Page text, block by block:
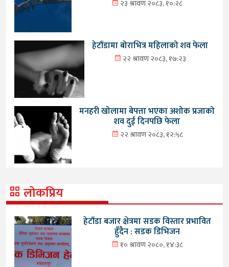
२३ श्रावण २०८३, १०:२८
हेटौंडामा बोराभित्र महिलाको शव फेला
२२ श्रावण २०८३, १७:२३
मनहरी खोलामा बेपत्ता भएका अशोक प्रजाको
शव दुई दिनपछि फेला
२२ श्रावण २०८३, १२:५८
लोकप्रिय
हेटौंडा बजार क्षेत्रमा सडक विस्तार प्रभावित
हुँदैन : सडक डिभिजन
१० श्रावण २०८०, १४:३८